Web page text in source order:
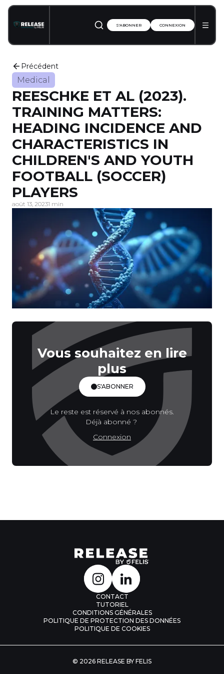
S'ABONNER CONNEXION
Précédent
Medical
REESCHKE ET AL (2023).
TRAINING MATTERS:
HEADING INCIDENCE AND
CHARACTERISTICS IN
CHILDREN'S AND YOUTH
FOOTBALL (SOCCER)
PLAYERS
août 13, 20231 min
Vous souhaitez en lire
plus
S'ABONNER
Le reste est réservé à nos abonnés.
Déjà abonné ?
Connexion
CONTACT
TUTORIEL
CONDITIONS GÉNÉRALES
POLITIQUE DE PROTECTION DES DONNÉES
POLITIQUE DE COOKIES
© 2026 RELEASE BY FELIS